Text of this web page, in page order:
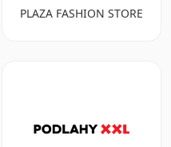
PLAZA FASHION STORE